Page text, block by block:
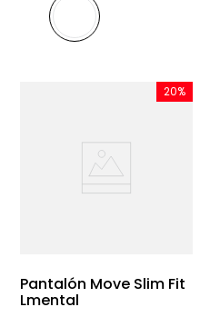
20%
Pantalón Move Slim Fit
Lmental